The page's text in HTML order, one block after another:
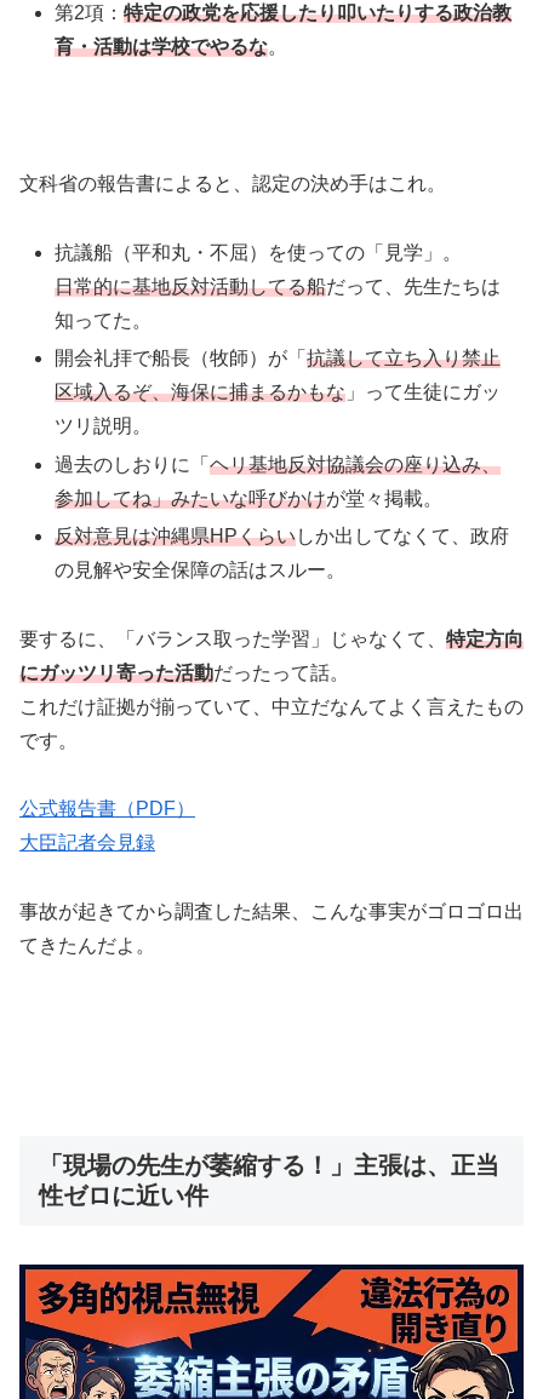
第2項：特定の政党を応援したり叩いたりする政治教
育・活動は学校でやるな。
文科省の報告書によると、認定の決め手はこれ。
抗議船（平和丸・不屈）を使っての「見学」。
日常的に基地反対活動してる船だって、先生たちは
知ってた。
開会礼拝で船長（牧師）が「抗議して立ち入り禁止
区域入るぞ、海保に捕まるかもな 」って生徒にガッ
ツリ説明。
過去のしおりに「ヘリ基地反対協議会の座り込み、
参加してね」みたいな呼びかけが堂々掲載。
反対意見は沖縄県HPくらいしか出してなくて、政府
の見解や安全保障の話はスルー。
要するに、「バランス取った学習」じゃなくて、 特定方向
にガッツリ寄った活動だったって話。
これだけ証拠が揃っていて、中立だなんてよく言えたもの
です。
公式報告書（PDF）
大臣記者会見録
事故が起きてから調査した結果、こんな事実がゴロゴロ出
てきたんだよ。
「現場の先生が萎縮する！」主張は、正当
性ゼロに近い件